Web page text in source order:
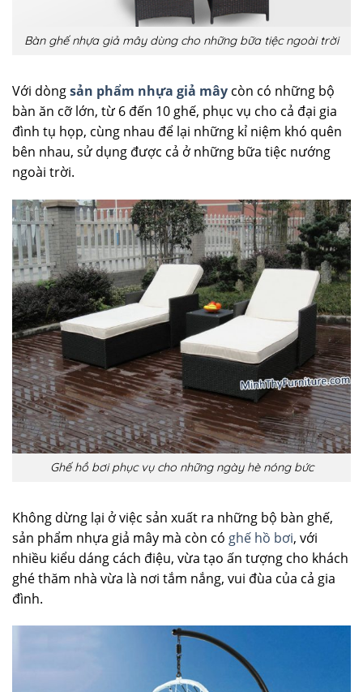
Bàn ghế nhựa giả mây dùng cho những bữa tiệc ngoài trời
Với dòngsản phẩm nhựa giả mây còn có những bộ
bàn ăn cỡ lớn, từ 6 đến 10 ghế, phục vụ cho cả đại gia
đình tụ họp, cùng nhau để lại những kỉ niệm khó quên
bên nhau, sử dụng được cả ở những bữa tiệc nướng
ngoài trời.
Ghế hồ bơi phục vụ cho những ngày hè nóng bức
Không dừng lại ở việc sản xuất ra những bộ bàn ghế,
sản phẩm nhựa giả mây mà còn có ghế hồ bơi, với
nhiều kiểu dáng cách điệu, vừa tạo ấn tượng cho khách
ghé thăm nhà vừa là nơi tắm nắng, vui đùa của cả gia
đình.